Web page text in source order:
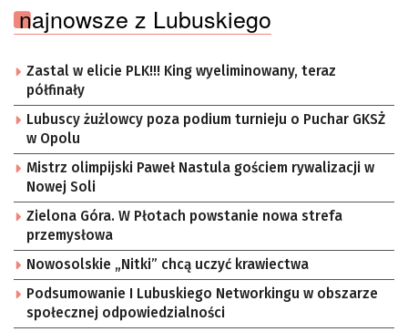
najnowsze z Lubuskiego
Zastal w elicie PLK!!! King wyeliminowany, teraz
półfinały
Lubuscy żużlowcy poza podium turnieju o Puchar GKSŻ
w Opolu
Mistrz olimpijski Paweł Nastula gościem rywalizacji w
Nowej Soli
Zielona Góra. W Płotach powstanie nowa strefa
przemysłowa
Nowosolskie „Nitki” chcą uczyć krawiectwa
Podsumowanie I Lubuskiego Networkingu w obszarze
społecznej odpowiedzialności